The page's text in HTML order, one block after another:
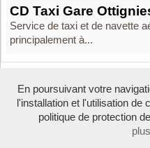
CD Taxi Gare
Service de taxi et de navette
principalement à...
Boosté par Arfooo 2.02
Tous droits réservés -Annuaire
En poursuivant votre
l'installation et l'utilisation de
politique de protection
plus